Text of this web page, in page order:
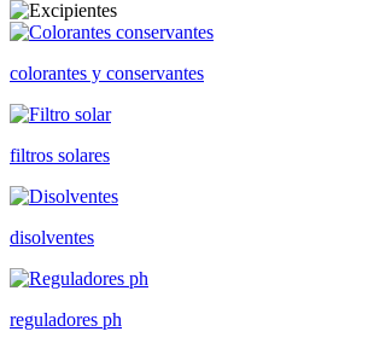
colorantes y conservantes
filtros solares
disolventes
reguladores ph